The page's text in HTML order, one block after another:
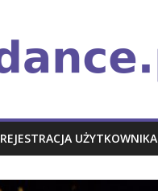
REJESTRACJA UŻYTKOWNIKA